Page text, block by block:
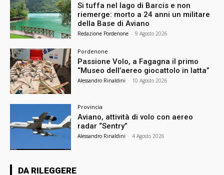
Si tuffa nel lago di Barcis e non
riemerge: morto a 24 anni un militare
della Base di Aviano
Redazione Pordenone - 9 Agosto 2026
Pordenone
Passione Volo, a Fagagna il primo
“Museo dell’aereo giocattolo in latta”
Alessandro Rinaldini - 10 Agosto 2026
Provincia
Aviano, attività di volo con aereo
radar “Sentry”
Alessandro Rinaldini - 4 Agosto 2026
DA RILEGGERE